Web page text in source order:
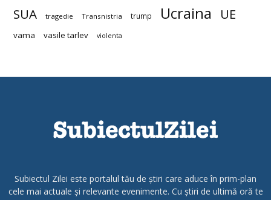
SUA tragedie Transnistria trump Ucraina UE
vama vasile tarlev violenta
Subiectul Zilei este portalul tău de știri care aduce în prim-plan
cele mai actuale și relevante evenimente. Cu știri de ultimă oră te